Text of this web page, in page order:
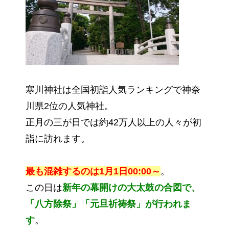
寒川神社は全国初詣人気ランキングで神奈
川県2位の人気神社。
正月の三が日では約42万人以上の人々が初
詣に訪れます。
最も混雑するのは1月1日00:00～ 。
この日は新年の幕開けの大太鼓の合図で、
「八方除祭」「元旦祈祷祭」が行われま
す。